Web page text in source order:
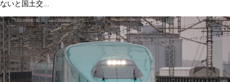
ないと国土交...